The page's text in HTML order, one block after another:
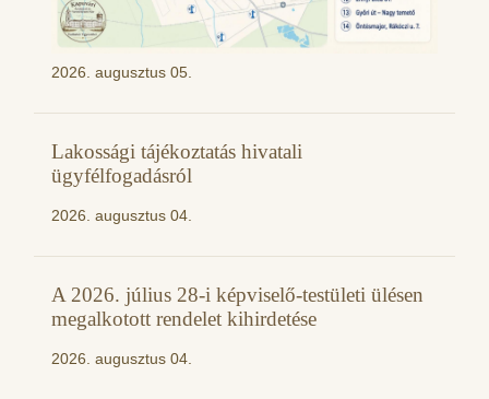
2026. augusztus 05.
Lakossági tájékoztatás hivatali
ügyfélfogadásról
2026. augusztus 04.
A 2026. július 28-i képviselő-testületi ülésen
megalkotott rendelet kihirdetése
2026. augusztus 04.